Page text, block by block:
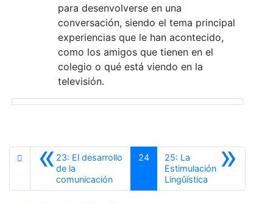
para desenvolverse en una
conversación, siendo el tema principal
experiencias que le han acontecido,
como los amigos que tienen en el
colegio o qué está viendo en la
televisión.
«23: El desarrollo
de la
comunicaciónAnterior
24 »
25: La
Estimulación
Lingûística